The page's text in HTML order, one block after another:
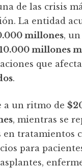
de las crisis
La entidad
millones, un
millones
que
.
a un ritmo de
, mientras se
tratamientos
para